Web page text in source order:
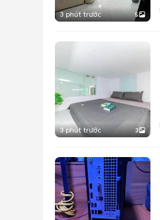
3 phút trước 5
3 phút trước 3